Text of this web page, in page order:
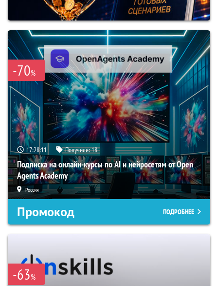
-70%
17:28:10 Получили:18
Подписка на онлайн-курсы по AI и нейросетям от Open
Agents Academy
Россия
Промокод ПОДРОБНЕЕ
-63%